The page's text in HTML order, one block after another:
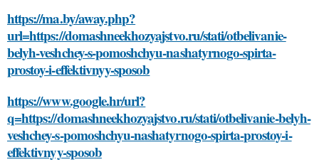
https://ma.by/away.php?
url=https://domashneekhozyajstvo.ru/stati/otbelivanie-
belyh-veshchey-s-pomoshchyu-nashatyrnogo-spirta-
prostoy-i-effektivnyy-sposob
https://www.google.hr/url?
q=https://domashneekhozyajstvo.ru/stati/otbelivanie-belyh-
veshchey-s-pomoshchyu-nashatyrnogo-spirta-prostoy-i-
effektivnyy-sposob